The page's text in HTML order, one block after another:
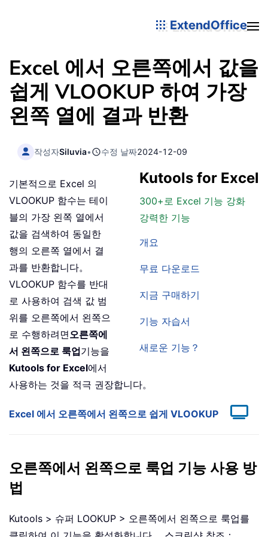
ExtendOffice
Excel 에서 오른쪽에서 값을
쉽게 VLOOKUP 하여 가장
왼쪽 열에 결과 반환
작성자Siluvia• 수정 날짜2024-12-09
Kutools for Excel
300+로 Excel 기능 강화
강력한 기능
개요
무료 다운로드
지금 구매하기
기능 자습서
새로운 기능？
기본적으로 Excel 의
VLOOKUP 함수는 테이
블의 가장 왼쪽 열에서
값을 검색하여 동일한
행의 오른쪽 열에서 결
과를 반환합니다。
VLOOKUP 함수를 반대
로 사용하여 검색 값 범
위를 오른쪽에서 왼쪽으
로 수행하려면오른쪽에
서 왼쪽으로 룩업기능을
Kutools for Excel에서
사용하는 것을 적극 권장합니다。
Excel 에서 오른쪽에서 왼쪽으로 쉽게 VLOOKUP
오른쪽에서 왼쪽으로 룩업 기능 사용 방
법
Kutools > 슈퍼 LOOKUP > 오른쪽에서 왼쪽으로 룩업를